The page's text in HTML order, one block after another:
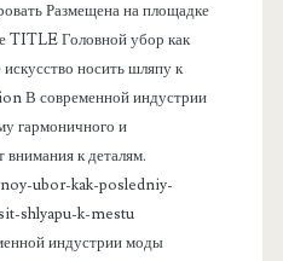
Размещена на площадке
TITLE Головной убор как
носить шляпу к
В современной индустрии
гармоничного и
внимания к деталям.
ubor-kak-posledniy-
shlyapu-k-mestu
индустрии моды